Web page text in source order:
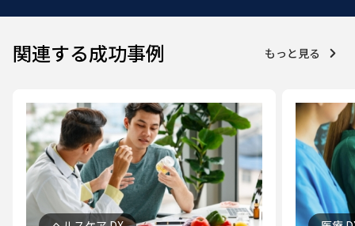
関連する成功事例 もっと見る